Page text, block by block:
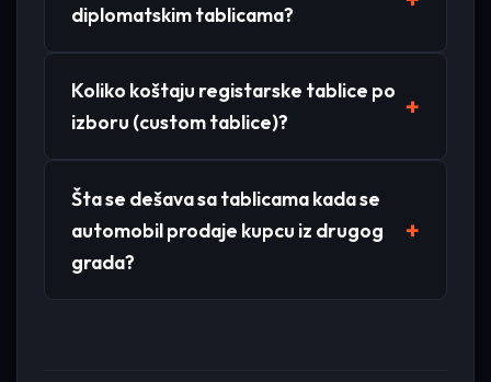
diplomatskim tablicama?
Koliko koštaju registarske tablice po
izboru (custom tablice)?
Šta se dešava sa tablicama kada se
automobil prodaje kupcu iz drugog
grada?